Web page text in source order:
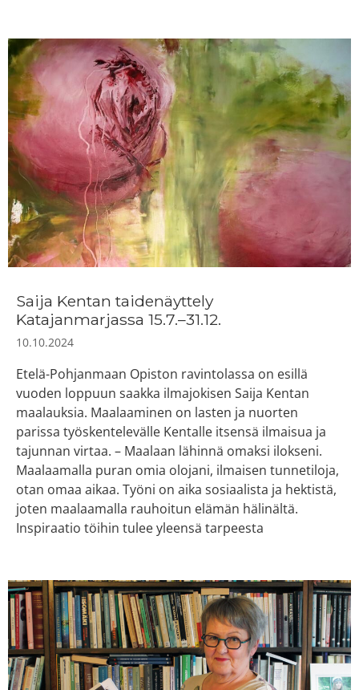
Saija Kentan taidenäyttely
Katajanmarjassa 15.7.–31.12.
10.10.2024
Etelä-Pohjanmaan Opiston ravintolassa on esillä
vuoden loppuun saakka ilmajokisen Saija Kentan
maalauksia. Maalaaminen on lasten ja nuorten
parissa työskentelevälle Kentalle itsensä ilmaisua ja
tajunnan virtaa. – Maalaan lähinnä omaksi ilokseni.
Maalaamalla puran omia olojani, ilmaisen tunnetiloja,
otan omaa aikaa. Työni on aika sosiaalista ja hektistä,
joten maalaamalla rauhoitun elämän hälinältä.
Inspiraatio töihin tulee yleensä tarpeesta